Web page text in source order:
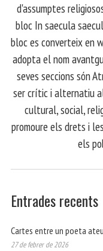
d'assumptes
bloc In saecula
bloc es converteix en
adopta el nom
seves seccions són
ser crític i alternatiu
cultural, social,
promoure els drets i
els
Entrades recents
Cartes entre un poeta
27 de febrer de 2026